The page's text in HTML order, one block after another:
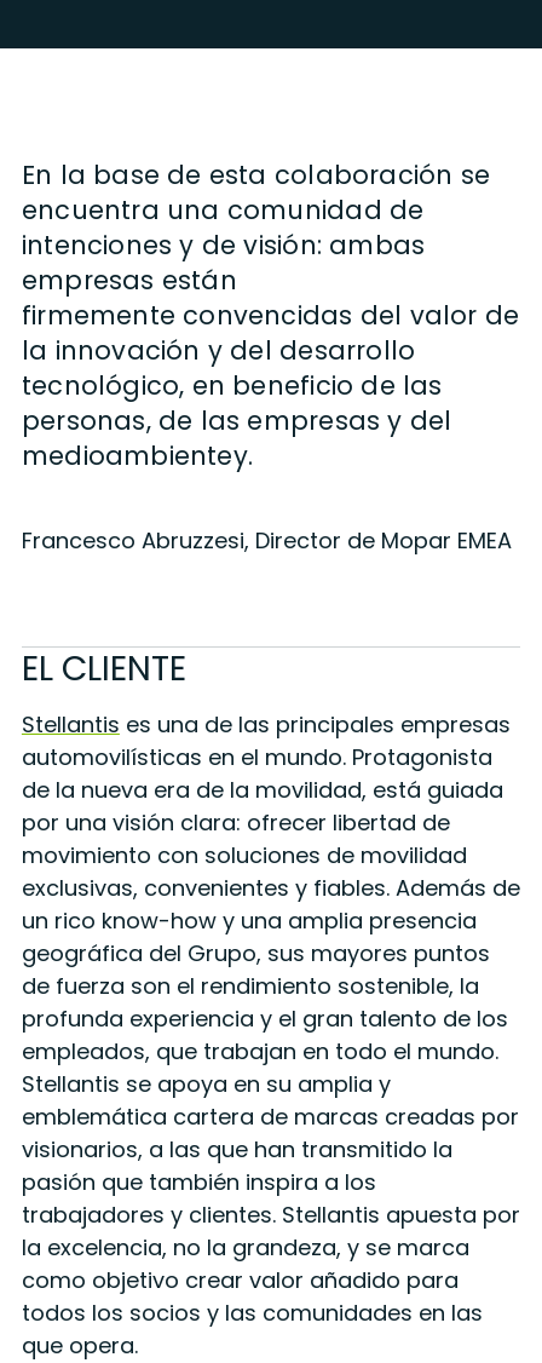
En la base de esta colaboración se
encuentra una comunidad de
intenciones y de visión: ambas
empresas están
firmemente convencidas del valor de
la innovación y del desarrollo
tecnológico, en beneficio de las
personas, de las empresas y del
medioambientey.
Francesco Abruzzesi, Director de Mopar EMEA
EL CLIENTE
Stellantis es una de las principales empresas
automovilísticas en el mundo. Protagonista
de la nueva era de la movilidad, está guiada
por una visión clara: ofrecer libertad de
movimiento con soluciones de movilidad
exclusivas, convenientes y fiables. Además de
un rico know-how y una amplia presencia
geográfica del Grupo, sus mayores puntos
de fuerza son el rendimiento sostenible, la
profunda experiencia y el gran talento de los
empleados, que trabajan en todo el mundo.
Stellantis se apoya en su amplia y
emblemática cartera de marcas creadas por
visionarios, a las que han transmitido la
pasión que también inspira a los
trabajadores y clientes. Stellantis apuesta por
la excelencia, no la grandeza, y se marca
como objetivo crear valor añadido para
todos los socios y las comunidades en las
que opera.